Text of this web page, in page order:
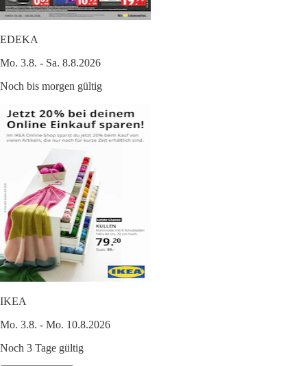
EDEKA
Mo. 3.8. - Sa. 8.8.2026
Noch bis morgen gültig
IKEA
Mo. 3.8. - Mo. 10.8.2026
Noch 3 Tage gültig